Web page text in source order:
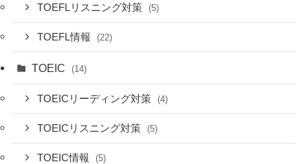
TOEFLリスニング対策 (5)
TOEFL情報 (22)
TOEIC (14)
TOEICリーディング対策 (4)
TOEICリスニング対策 (5)
TOEIC情報 (5)